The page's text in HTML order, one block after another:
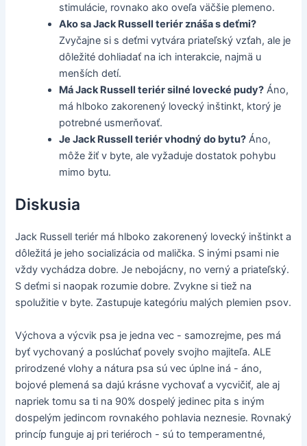
stimulácie, rovnako ako oveľa väčšie plemeno.
Ako sa Jack Russell teriér znáša s deťmi?
Zvyčajne si s deťmi vytvára priateľský vzťah, ale je
dôležité dohliadať na ich interakcie, najmä u
menších detí.
Má Jack Russell teriér silné lovecké pudy? Áno,
má hlboko zakorenený lovecký inštinkt, ktorý je
potrebné usmerňovať.
Je Jack Russell teriér vhodný do bytu? Áno,
môže žiť v byte, ale vyžaduje dostatok pohybu
mimo bytu.
Diskusia
Jack Russell teriér má hlboko zakorenený lovecký inštinkt a
dôležitá je jeho socializácia od malička. S inými psami nie
vždy vychádza dobre. Je nebojácny, no verný a priateľský.
S deťmi si naopak rozumie dobre. Zvykne si tiež na
spolužitie v byte. Zastupuje kategóriu malých plemien psov.
Výchova a výcvik psa je jedna vec - samozrejme, pes má
byť vychovaný a poslúchať povely svojho majiteľa. ALE
prirodzené vlohy a nátura psa sú vec úplne iná - áno,
bojové plemená sa dajú krásne vychovať a vycvičiť, ale aj
napriek tomu sa ti na 90% dospelý jedinec pita s iným
dospelým jedincom rovnakého pohlavia neznesie. Rovnaký
princíp funguje aj pri teriéroch - sú to temperamentné,